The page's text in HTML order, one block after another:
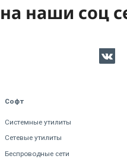
наши соц
Софт
Системные утилиты
Сетевые утилиты
Беспроводные сети